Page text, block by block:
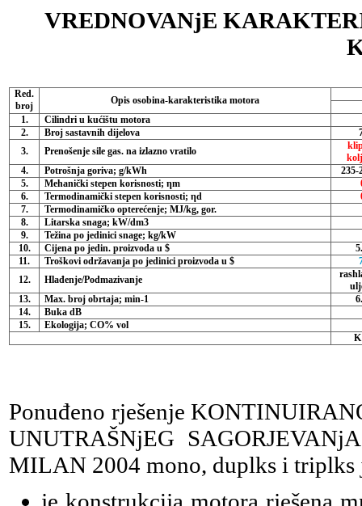
VREDNOVANjE
Red.
broj
Opis osobina-karakteristika motora
1.
Cilindri u kućištu motora
2.
Broj sastavnih dijelova
3.
Prenošenje sile gas. na izlazno vratilo
4.
Potrošnja goriva; g/kWh
235-
5.
Mehanički stepen korisnosti; ηm
6.
Termodinamički stepen korisnosti; ηd
7.
Termodinamičko opterećenje; MJ/kg, gor.
8.
Litarska snaga; kW/dm3
9.
Težina po jedinici snage; kg/kW
10.
Cijena po jedin. proizvoda u $
11.
Troškovi održavanja po jedinici proizvoda u $
12.
Hlađenje/Podmazivanje
13.
Max. broj obrtaja; min-1
14.
Buka dB
15.
Ekologija; CO% vol
K
Ponuđeno rješenje
UNUTRAŠNjEG
MILAN 2004 mono, duplks i